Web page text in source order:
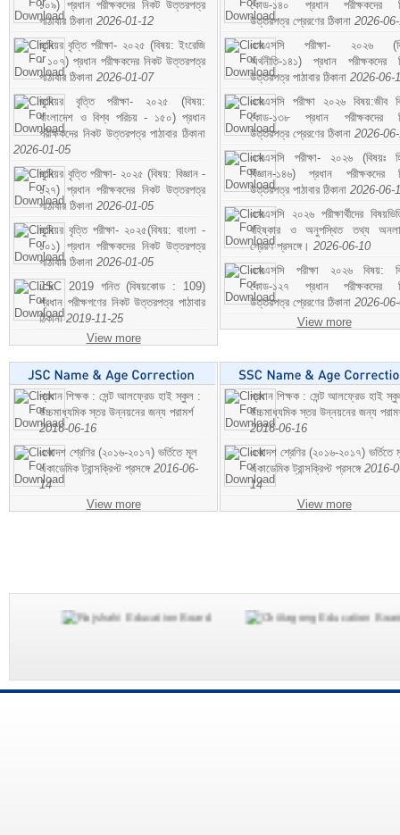
১০৯) প্রধান পরীক্ষকদের নিকট উত্তরপত্র
পাঠাবার ঠিকানা 2026-01-12
জুনিয়র বৃত্তি পরীক্ষা- ২০২৫ (বিষয়: ইংরেজি
- ১০৭) প্রধান পরীক্ষকদের নিকট উত্তরপত্র
পাঠাবার ঠিকানা 2026-01-07
জুনিয়র বৃত্তি পরীক্ষা- ২০২৫ (বিষয়:
বাংলাদেশ ও বিশ্ব পরিচয় - ১৫০) প্রধান
পরীক্ষকদের নিকট উত্তরপত্র পাঠাবার ঠিকানা
2026-01-05
জুনিয়র বৃত্তি পরীক্ষা- ২০২৫ (বিষয়: বিজ্ঞান -
১২৭) প্রধান পরীক্ষকদের নিকট উত্তরপত্র
পাঠাবার ঠিকানা 2026-01-05
জুনিয়র বৃত্তি পরীক্ষা- ২০২৫(বিষয়: বাংলা -
১০১) প্রধান পরীক্ষকদের নিকট উত্তরপত্র
পাঠাবার ঠিকানা 2026-01-05
JSC 2019 গনিত (বিষয়কোড : 109)
প্রধান পরীক্ষগণের নিকট উত্তরপত্র পাঠাবার
ঠিকানা2019-11-25
View more
কোড-১৪০ প্রধান পরীক্ষকদের
উত্তরপত্র প্রেরণের ঠিকানা 2026-
এসএসসি পরীক্ষা- ২০২৬
অর্থনীতি-১৪১) প্রধান পরীক্ষকদের
উত্তরপত্র পাঠাবার ঠিকানা 2026-06-
এসএসসি পরীক্ষা ২০২৬ বিষয়:জীব
কোড-১৩৮ প্রধান পরীক্ষকদের
উত্তরপত্র প্রেরণের ঠিকানা 2026-
এসএসসি পরীক্ষা- ২০২৬ (বিষয়ঃ
বিজ্ঞান-১৪৬) প্রধান পরীক্ষকদের
উত্তরপত্র পাঠাবার ঠিকানা 2026-06-
এসএসসি ২০২৬ পরীক্ষার্থীদের
বহিষ্কার ও অনুপস্থিত তথ্য
প্রেরণ প্রসঙ্গে। 2026-06-10
এসএসসি পরীক্ষা ২০২৬ বিষয়:
কোড-১২৭ প্রধান পরীক্ষকদের
উত্তরপত্র প্রেরণের ঠিকানা 2026-
View more
প্রধান শিক্ষক : সেন্ট আলফ্রেড হাই স্কুল :
উচ্চমাধ্যমিক স্তর উন্নয়নের জন্য পরামর্শ
2016-06-16
একাদশ শ্রেণির (২০১৬-২০১৭) ভর্তিতে মূল
একাডেমিক ট্রান্সক্রিপ্ট প্রসঙ্গে 2016-06-
14
View more
প্রধান শিক্ষক : সেন্ট আলফ্রেড হাই
উচ্চমাধ্যমিক স্তর উন্নয়নের জন্য
2016-06-16
একাদশ শ্রেণির (২০১৬-২০১৭) ভর্তিতে
একাডেমিক ট্রান্সক্রিপ্ট প্রসঙ্গে 2016-
14
View more